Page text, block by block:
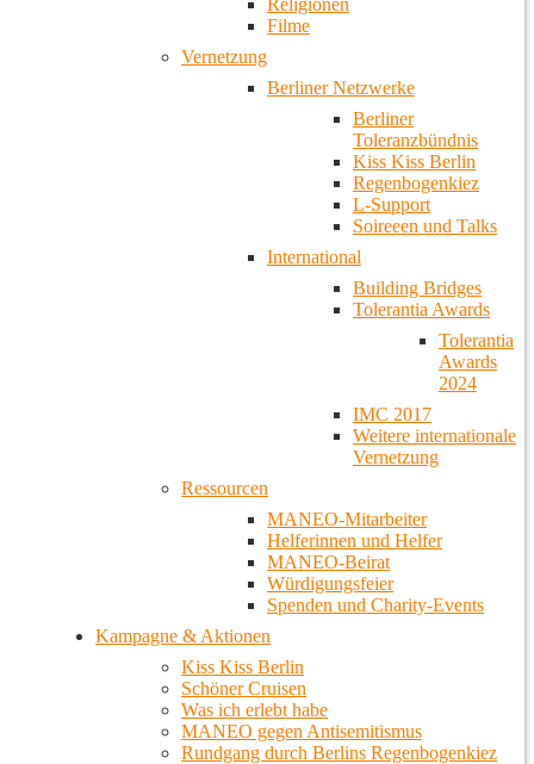
Religionen
Filme
Vernetzung
Berliner Netzwerke
Berliner
Toleranzbündnis
Kiss Kiss Berlin
Regenbogenkiez
L-Support
Soireeen und Talks
International
Building Bridges
Tolerantia Awards
Tolerantia
Awards
2024
IMC 2017
Weitere internationale
Vernetzung
Ressourcen
MANEO-Mitarbeiter
Helferinnen und Helfer
MANEO-Beirat
Würdigungsfeier
Spenden und Charity-Events
Kampagne & Aktionen
Kiss Kiss Berlin
Schöner Cruisen
Was ich erlebt habe
MANEO gegen Antisemitismus
Rundgang durch Berlins Regenbogenkiez